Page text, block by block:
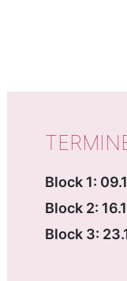
Block 1:
Block 2:
Block 3: